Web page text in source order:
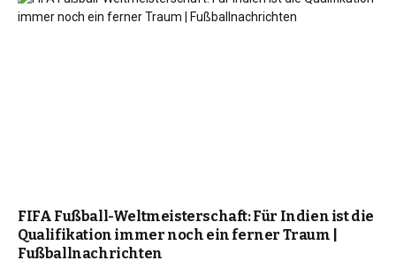
FIFA Fußball-Weltmeisterschaft: Für Indien ist die
Qualifikation immer noch ein ferner Traum |
Fußballnachrichten